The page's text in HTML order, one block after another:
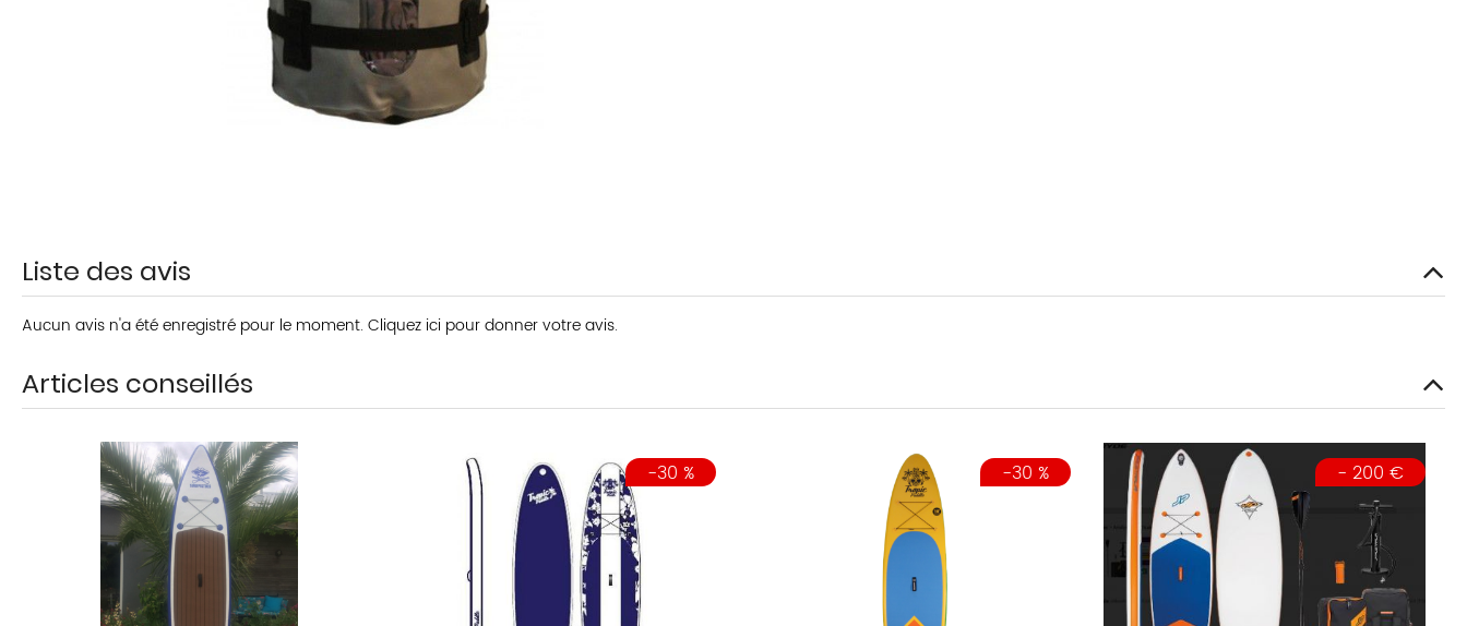
Liste des avis
Aucun avis n'a été enregistré pour le moment. Cliquez ici pour donner votre avis.
Articles conseillés
-30 % -30 % - 200 €